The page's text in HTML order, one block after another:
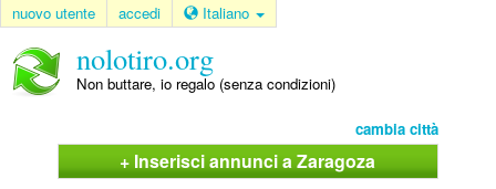
nuovo utente accedi Italiano
nolotiro.org
Non buttare, io regalo (senza condizioni)
cambia città
+ Inserisci annunci a Zaragoza